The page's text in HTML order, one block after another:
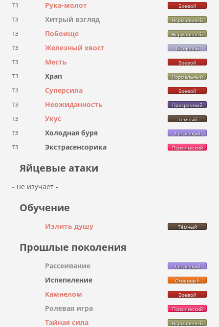
ТЗ Рука-молот Боевой
ТЗ Хитрый взгляд Нормальный
ТЗ Побоище Нормальный
ТЗ Железный хвост Стальной
ТЗ Месть Боевой
ТЗ Храп Нормальный
ТЗ Суперсила Боевой
ТЗ Неожиданность Призрачный
ТЗ Укус Тёмный
ТЗ Холодная буря Летающий
ТЗ Экстрасенсорика Психический
Яйцевые атаки
- не изучает -
Обучение
Излить душу Тёмный
Прошлые поколения
Рассеивание Летающий
Испепеление Огненный
Камнелом Боевой
Ролевая игра Психический
Тайная сила Нормальный